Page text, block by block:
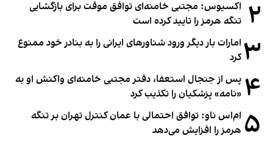
۲ اکسیوس: مجتبی خامنه‌ای توافق موقت برای بازگشایی
تنگه هرمز را تایید کرده است
۳ امارات بار دیگر ورود شناورهای ایرانی را به بنادر خود ممنوع
کرد
۴ پس از جنجال استعفا، دفتر مجتبی خامنه‌ای واکنش او به
«نامه» پزشکیان را تکذیب کرد
۵ ام‌اس ناو: توافق احتمالی با عمان کنترل تهران بر تنگه
هرمز را افزایش می‌دهد